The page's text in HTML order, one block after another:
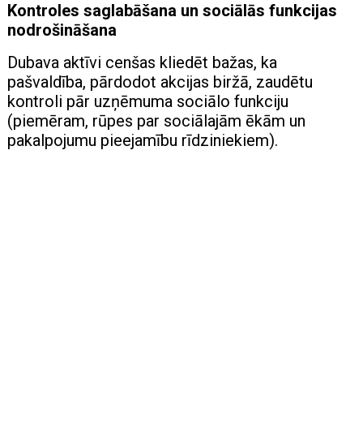
Kontroles saglabāšana un sociālās funkcijas
nodrošināšana
Dubava aktīvi cenšas kliedēt bažas, ka
pašvaldība, pārdodot akcijas biržā, zaudētu
kontroli pār uzņēmuma sociālo funkciju
(piemēram, rūpes par sociālajām ēkām un
pakalpojumu pieejamību rīdziniekiem).